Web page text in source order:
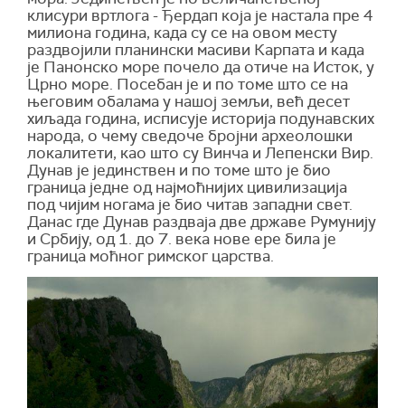
клисури вртлога - Ђердап која је настала пре 4
милиона година, када су се на овом месту
раздвојили планински масиви Карпата и када
је Панонско море почело да отиче на Исток, у
Црно море. Посебан је и по томе што се на
његовим обалама у нашој земљи, већ десет
хиљада година, исписује историја подунавских
народа, о чему сведоче бројни археолошки
локалитети, као што су Винча и Лепенски Вир.
Дунав је јединствен и по томе што је био
граница једне од најмоћнијих цивилизација
под чијим ногама је био читав западни свет.
Данас где Дунав раздваја две државе Румунију
и Србију, од 1. до 7. века нове ере била је
граница моћног римског царства.